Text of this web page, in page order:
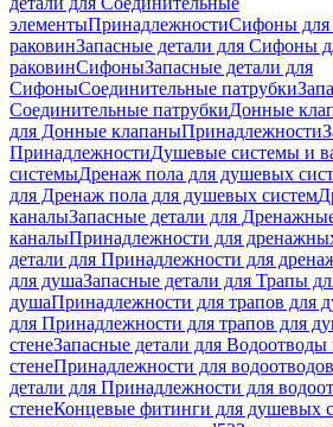
элементыПринадлежностиСифоны для
раковинЗапасные детали для Сифоны
раковинСифоныЗапасные детали для
СифоныСоединительные патрубки
Соединительные патрубкиДонные
для Донные клапаныПринадлежности
ПринадлежностиДушевые системы и
системыДренаж пола для душевых
для Дренаж пола для душевых систем
каналыЗапасные детали для
каналыПринадлежности для
детали для Принадлежности для
для душаЗапасные детали для Трапы
душаПринадлежности для трапов для
для Принадлежности для трапов для
стенеЗапасные детали для Водоотводы
стенеПринадлежности для
детали для Принадлежности для
стенеКонцевые фитинги для душевых